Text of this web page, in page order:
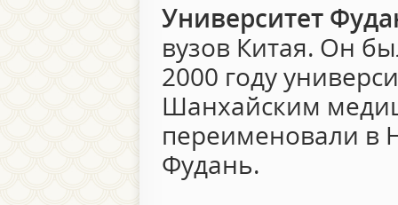
Университет
вузов Китая. Он
2000 году
Шанхайским
переименовали в
Фудань.